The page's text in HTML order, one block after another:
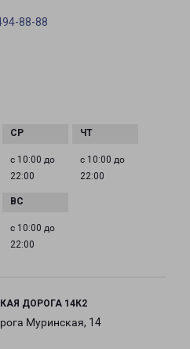
88-88
с 10:00 до
22:00
с 10:00 до
22:00
с 10:00 до
22:00
ДОРОГА 14К2
Муринская, 14